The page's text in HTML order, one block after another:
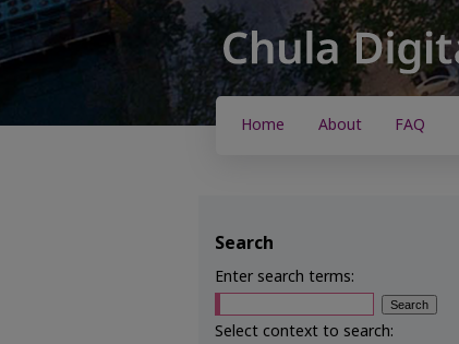
Home About FAQ
Search
Enter search terms:
Select context to search: